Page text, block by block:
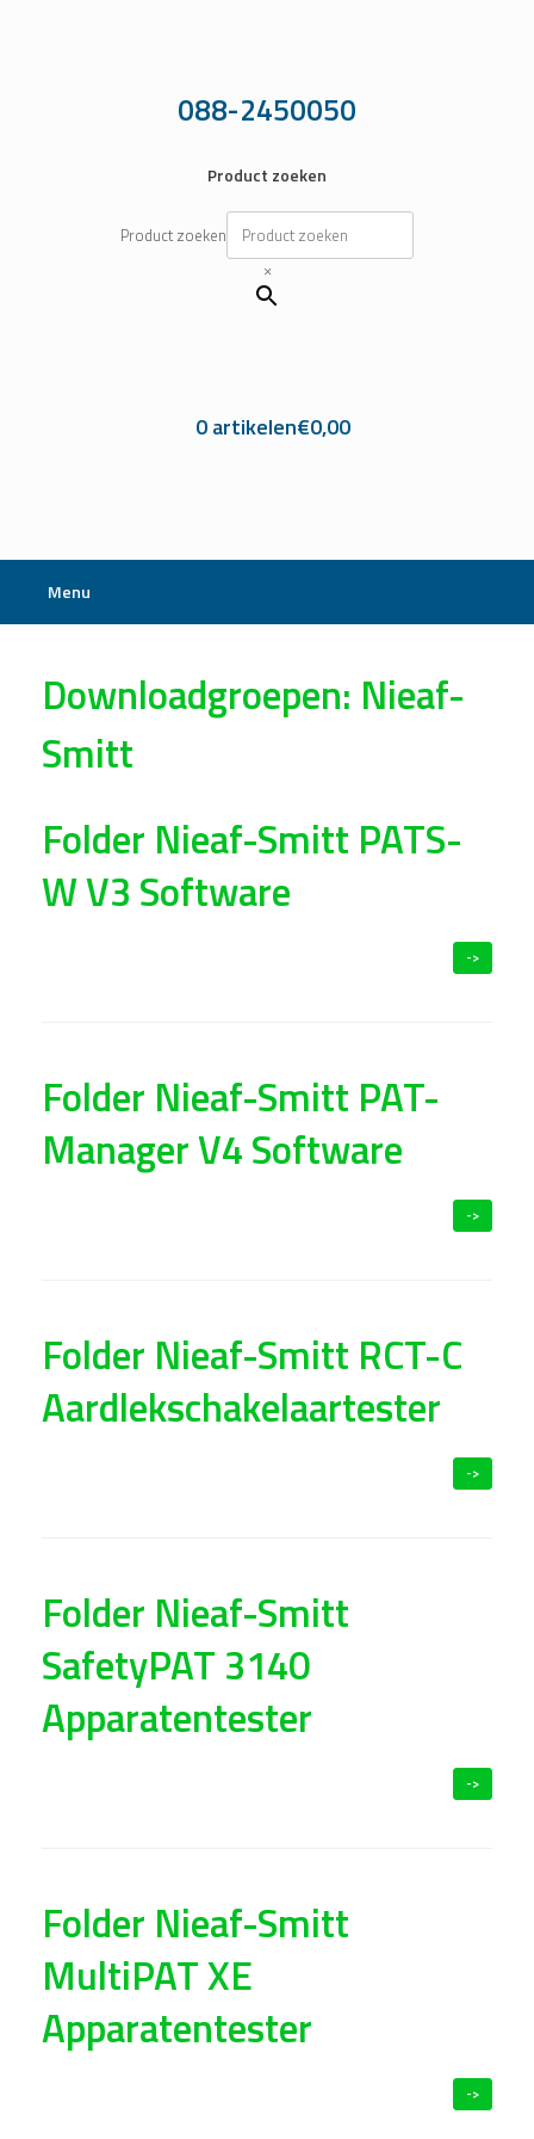
088-2450050
Product zoeken
Product zoeken
×
0 artikelen€0,00
Menu
Downloadgroepen: Nieaf-
Smitt
Folder Nieaf-Smitt PATS-
W V3 Software
->
Folder Nieaf-Smitt PAT-
Manager V4 Software
->
Folder Nieaf-Smitt RCT-C
Aardlekschakelaartester
->
Folder Nieaf-Smitt
SafetyPAT 3140
Apparatentester
->
Folder Nieaf-Smitt
MultiPAT XE
Apparatentester
->